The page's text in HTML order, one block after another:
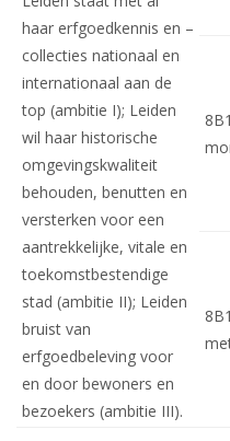
haar erfgoedkennis en –
collecties nationaal en
internationaal aan de
top (ambitie I); Leiden
wil haar historische
omgevingskwaliteit
behouden, benutten en
versterken voor een
aantrekkelijke, vitale en
toekomstbestendige
stad (ambitie II); Leiden
bruist van
erfgoedbeleving voor
en door bewoners en
bezoekers (ambitie III).